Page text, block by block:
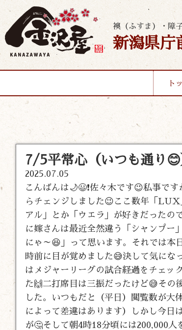
襖（ふすま）・障
新潟県庁
ト
7/5平常心（いつも通り😊
2025.07.05
こんばんは🌙😃❗佐々木です😉私事で
らチェンジしました😉ここ数年「
アル」とか「ウエラ」が好きだった
に嫁さんは最近全然違う「シャンプー
にゃ～😆」って思います。それでは本
時前に目が覚めました😅決して気にな
はメジャーリーグの試合経過をチェッ
た🙌二打席目は三振だったけど😅その
した。いつもだと（平日）閲覧数が大
によって差違はあります）しかし今日
が🤔そして朝4時18分頃には200,000